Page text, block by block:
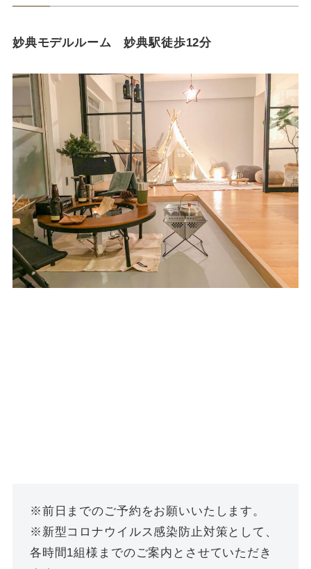
妙典モデルルーム 妙典駅徒歩12分
※前日までのご予約をお願いいたします。
※新型コロナウイルス感染防止対策として、
各時間1組様までのご案内とさせていただき